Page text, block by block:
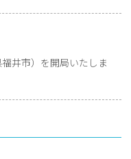
福井市）を開局いたしま